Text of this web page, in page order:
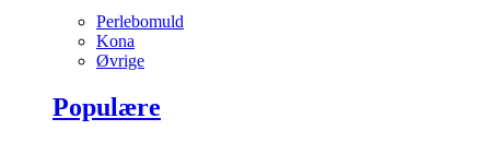
Perlebomuld
Kona
Øvrige
Populære